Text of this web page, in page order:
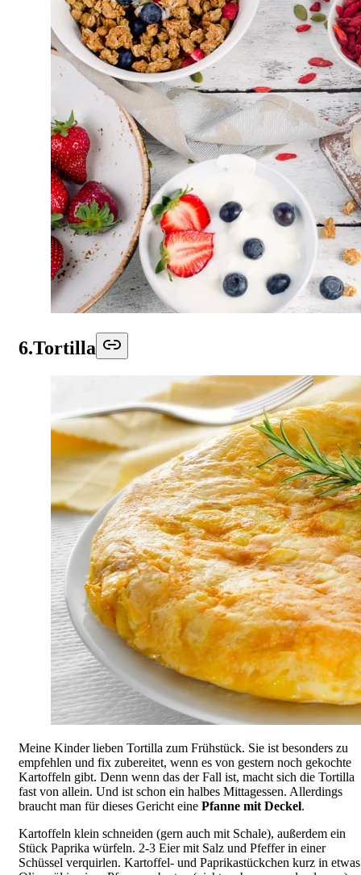
6.Tortilla
Meine Kinder lieben Tortilla zum Frühstück. Sie ist besonders zu
empfehlen und fix zubereitet, wenn es von gestern noch gekochte
Kartoffeln gibt. Denn wenn das der Fall ist, macht sich die Tortilla
fast von allein. Und ist schon ein halbes Mittagessen. Allerdings
braucht man für dieses Gericht eine Pfanne mit Deckel.
Kartoffeln klein schneiden (gern auch mit Schale), außerdem ein
Stück Paprika würfeln. 2-3 Eier mit Salz und Pfeffer in einer
Schüssel verquirlen. Kartoffel- und Paprikastückchen kurz in etwas